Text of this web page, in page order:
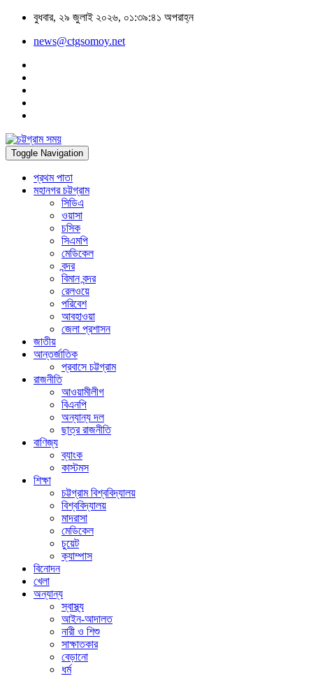
বুধবার, ২৯ জুলাই ২০২৬, ০১:৩৯:৪১ অপরাহ্ন
news@ctgsomoy.net
Toggle Navigation
প্রথম পাতা
মহানগর চট্টগ্রাম
সিডিএ
ওয়াসা
চসিক
সিএমপি
মেডিকেল
বন্দর
বিমান বন্দর
রেলওয়ে
পরিবেশ
আবহাওয়া
জেলা প্রশাসন
জাতীয়
আন্তর্জাতিক
প্রবাসে চট্টগ্রাম
রাজনীতি
আওয়ামীলীগ
বিএনপি
অন্যান্য দল
ছাত্র রাজনীতি
বাণিজ্য
ব্যাংক
কাস্টমস
শিক্ষা
চট্টগ্রাম বিশ্ববিদ্যালয়
বিশ্ববিদ্যালয়
মাদরাসা
মেডিকেল
চুয়েট
ক্যাম্পাস
বিনোদন
খেলা
অন্যান্য
স্বাস্থ্য
আইন-আদালত
নারী ও শিশু
সাক্ষাতকার
বেড়ানো
ধর্ম